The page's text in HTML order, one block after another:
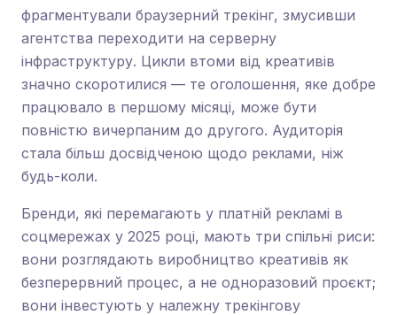
фрагментували браузерний трекінг, змусивши
агентства переходити на серверну
інфраструктуру. Цикли втоми від креативів
значно скоротилися — те оголошення, яке добре
працювало в першому місяці, може бути
повністю вичерпаним до другого. Аудиторія
стала більш досвідченою щодо реклами, ніж
будь-коли.
Бренди, які перемагають у платній рекламі в
соцмережах у 2025 році, мають три спільні риси:
вони розглядають виробництво креативів як
безперервний процес, а не одноразовий проєкт;
вони інвестують у належну трекінгову